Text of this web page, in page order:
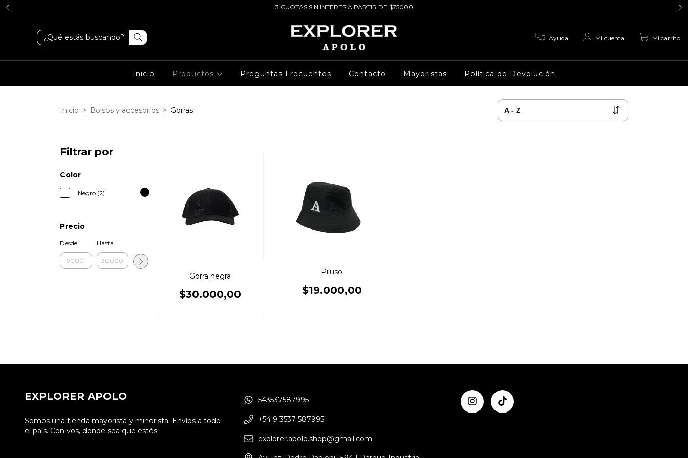
3 CUOTAS SIN INTERES A PARTIR DE $75000
Ayuda Mi cuenta Mi carrito
Inicio Productos Preguntas Frecuentes Contacto Mayoristas Política de Devolución
Inicio > Bolsos y accesorios > Gorras
Filtrar por
Color
Negro (2)
Precio
Desde Hasta
Gorra negra
$30.000,00
Piluso
$19.000,00
EXPLORER APOLO
Somos una tienda mayorista y minorista. Envíos a todo
el país. Con vos, donde sea que estés.
543537587995
+54 9 3537 587995
explorer.apolo.shop@gmail.com